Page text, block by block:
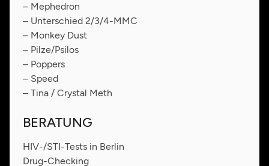
– Mephedron
– Unterschied 2/3/4-MMC
– Monkey Dust
– Pilze/Psilos
– Poppers
– Speed
– Tina / Crystal Meth
BERATUNG
HIV-/STI-Tests in Berlin
Drug-Checking